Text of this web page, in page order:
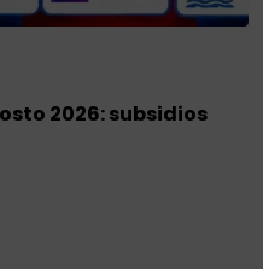
2026: subsidios